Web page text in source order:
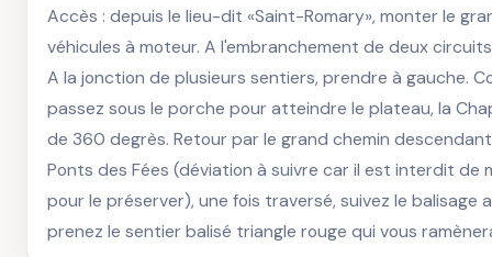
Accès : depuis le lieu-dit «Saint-Romary», monter le
véhicules à moteur. A l'embranchement de deux
A la jonction de plusieurs sentiers, prendre à gauche.
passez sous le porche pour atteindre le plateau, la
de 360 degrès. Retour par le grand chemin
Ponts des Fées (déviation à suivre car il est interdit de
pour le préserver), une fois traversé, suivez le balisage
prenez le sentier balisé triangle rouge qui vous